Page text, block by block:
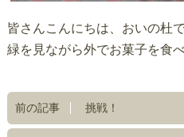
皆さんこんにちは、おいの杜
緑を見ながら外でお菓子を食
前の記事 挑戦！